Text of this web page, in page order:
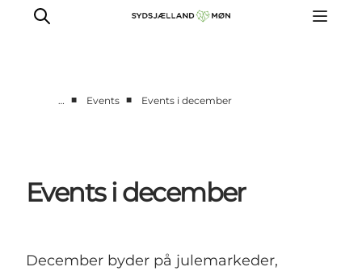
Events
Spis
Planlæg din tur
… ■ Events ■ Events i december
Events i december
December byder på julemarkeder,